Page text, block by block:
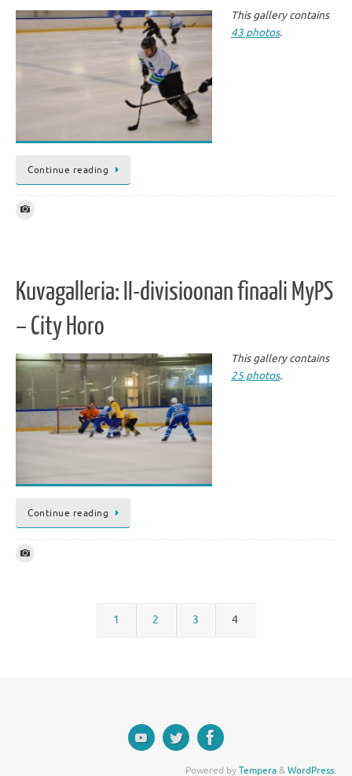
This gallery contains
43 photos.
Continue reading
Kuvagalleria: II-divisioonan finaali MyPS
– City Horo
This gallery contains
25 photos.
Continue reading
1 2 3 4
Powered byTempera&WordPress.